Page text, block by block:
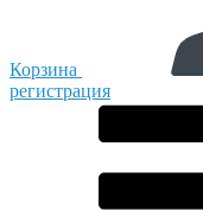
Корзина
регистрация